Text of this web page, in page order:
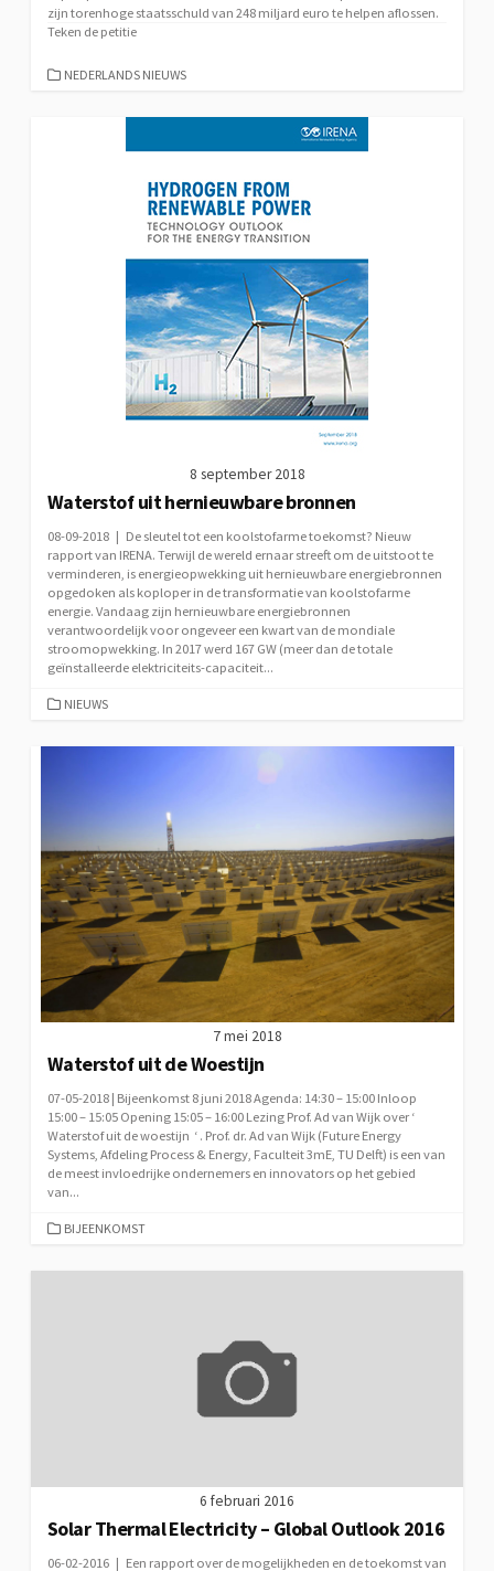
zijn torenhoge staatsschuld van 248 miljard euro te helpen aflossen.
Teken de petitie
CATEGORIEËN
NEDERLANDS NIEUWS
8 september 2018
Waterstof uit hernieuwbare bronnen
08-09-2018 | De sleutel tot een koolstofarme toekomst? Nieuw
rapport van IRENA. Terwijl de wereld ernaar streeft om de uitstoot te
verminderen, is energieopwekking uit hernieuwbare energiebronnen
opgedoken als koploper in de transformatie van koolstofarme
energie. Vandaag zijn hernieuwbare energiebronnen
verantwoordelijk voor ongeveer een kwart van de mondiale
stroomopwekking. In 2017 werd 167 GW (meer dan de totale
geïnstalleerde elektriciteits-capaciteit...
CATEGORIEËN
NIEUWS
7 mei 2018
Waterstof uit de Woestijn
07-05-2018 | Bijeenkomst 8 juni 2018 Agenda: 14:30 – 15:00 Inloop
15:00 – 15:05 Opening 15:05 – 16:00 Lezing Prof. Ad van Wijk over ‘
Waterstof uit de woestijn ‘ . Prof. dr. Ad van Wijk (Future Energy
Systems, Afdeling Process & Energy, Faculteit 3mE, TU Delft) is een van
de meest invloedrijke ondernemers en innovators op het gebied
van...
CATEGORIEËN
BIJEENKOMST
6 februari 2016
Solar Thermal Electricity – Global Outlook 2016
06-02-2016 | Een rapport over de mogelijkheden en de toekomst van